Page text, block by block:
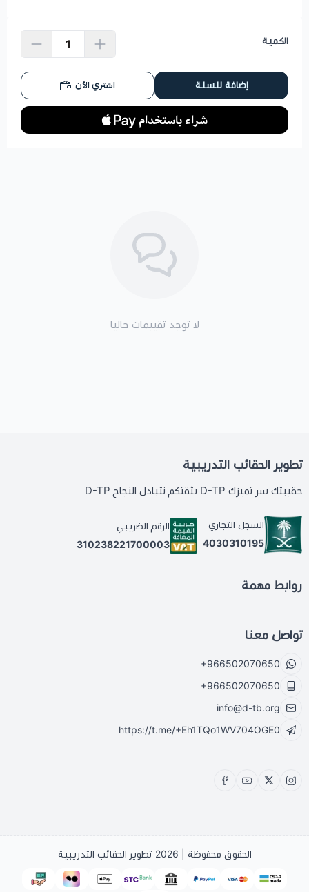
الكمية
إضافة للسلة اشتري الآن
لا توجد تقييمات حاليا
تطوير الحقائب التدريبية
حقيبتك سر تميزك D-TP بثقتكم نتبادل النجاح D-TP
السجل التجاري
4030310195
الرقم الضريبي
310238221700003
روابط مهمة
تواصل معنا
+966502070650
+966502070650
info@d-tb.org
https://t.me/+Eh1TQo1WV704OGE0
الحقوق محفوظة | 2026 تطوير الحقائب التدريبية